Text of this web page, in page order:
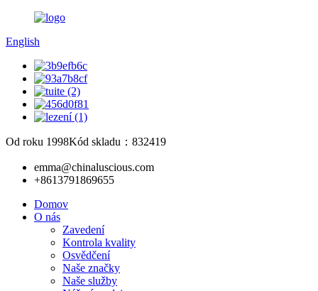
English
Od roku 1998Kód skladu：832419
emma@chinaluscious.com
+8613791869655
Domov
O nás
Zavedení
Kontrola kvality
Osvědčení
Naše značky
Naše služby